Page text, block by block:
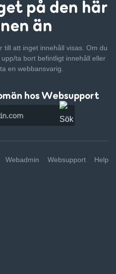
på den här
än
till att inget innehåll visas. Om du
ta bort befintligt innehåll eller
en webbansvarig.
hos Websupport
Webadmin Websupport Help